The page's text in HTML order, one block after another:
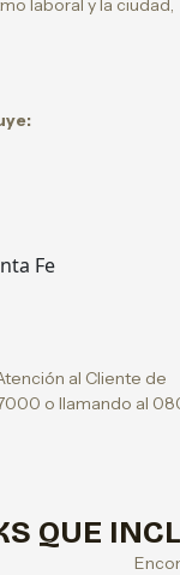
laboral y la ciudad,
Fe
al Cliente de
o llamando al
QUE